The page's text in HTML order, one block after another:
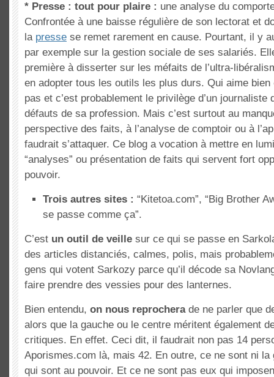
* Presse : tout pour plaire : une analyse du
Confrontée à une baisse régulière de son lectorat et
la presse se remet rarement en cause. Pourtant, il y
par exemple sur la gestion sociale de ses salariés.
première à disserter sur les méfaits de l’ultra-
en adopter tous les outils les plus durs. Qui aime bien
pas et c’est probablement le privilège d’un journaliste
défauts de sa profession. Mais c’est surtout au
perspective des faits, à l’analyse de comptoir ou à
faudrait s’attaquer. Ce blog a vocation à mettre en
“analyses” ou présentation de faits qui servent fort
pouvoir.
Trois autres sites : “Kitetoa.com”, “Big Brother
se passe comme ça”.
C’est un outil de veille sur ce qui se passe en
des articles distanciés, calmes, polis, mais
gens qui votent Sarkozy parce qu’il décode sa
faire prendre des vessies pour des lanternes.
Bien entendu, on nous reprocherade ne parler que
alors que la gauche ou le centre méritent également
critiques. En effet. Ceci dit, il faudrait non pas 14
Aporismes.com là, mais 42. En outre, ce ne sont ni la
qui sont au pouvoir. Et ce ne sont pas eux qui